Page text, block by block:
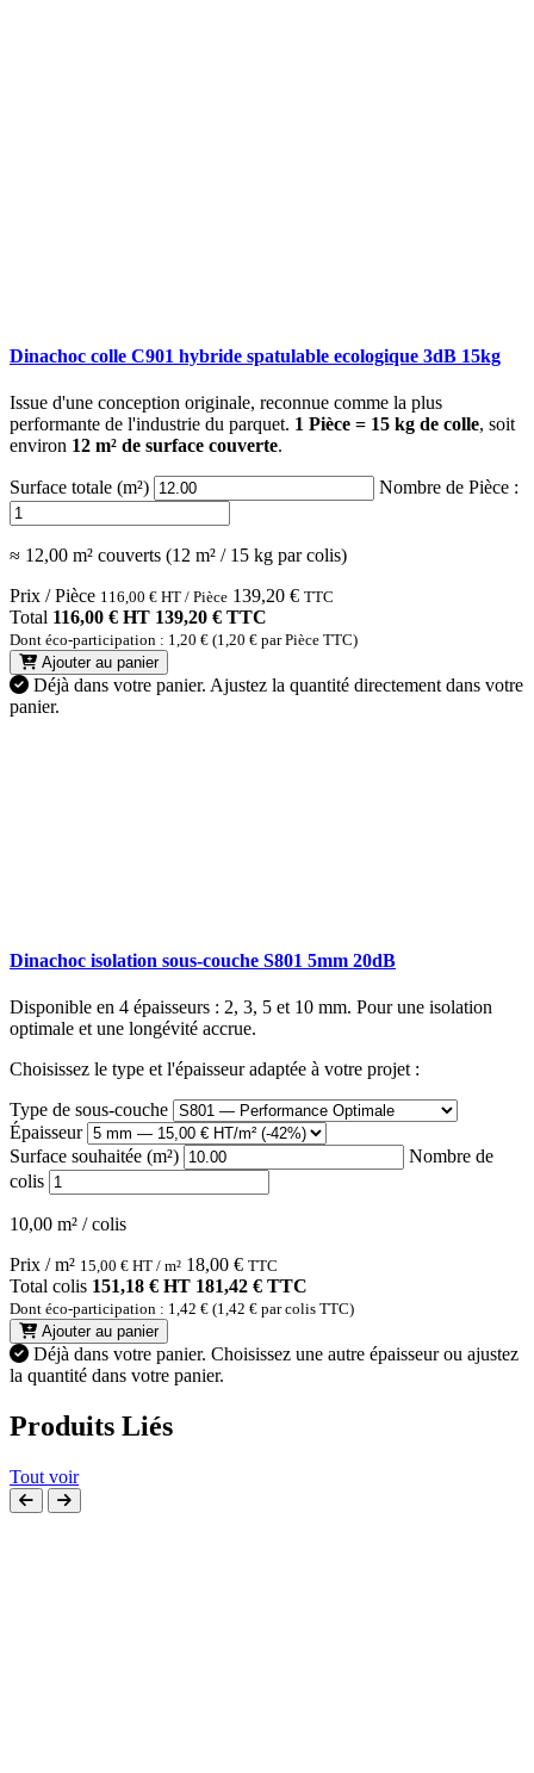
Dinachoc colle C901 hybride spatulable ecologique 3dB 15kg
Issue d'une conception originale, reconnue comme la plus
performante de l'industrie du parquet. 1 Pièce = 15 kg de colle, soit
environ 12 m² de surface couverte.
Surface totale (m²) Nombre de Pièce :
≈ 12,00 m² couverts (12 m² / 15 kg par colis)
Prix / Pièce 116,00 € HT / Pièce 139,20 € TTC
Total 116,00 € HT 139,20 € TTC
Dont éco-participation : 1,20 € (1,20 € par Pièce TTC)
Ajouter au panier
Déjà dans votre panier. Ajustez la quantité directement dans votre
panier.
Dinachoc isolation sous-couche S801 5mm 20dB
Disponible en 4 épaisseurs : 2, 3, 5 et 10 mm. Pour une isolation
optimale et une longévité accrue.
Choisissez le type et l'épaisseur adaptée à votre projet :
Type de sous-couche
Épaisseur
Surface souhaitée (m²)
Nombre de
colis
10,00 m² / colis
Prix / m² 15,00 € HT / m² 18,00 € TTC
Total colis 151,18 € HT 181,42 € TTC
Dont éco-participation : 1,42 € (1,42 € par colis TTC)
Ajouter au panier
Déjà dans votre panier. Choisissez une autre épaisseur ou ajustez
la quantité dans votre panier.
Produits Liés
Tout voir